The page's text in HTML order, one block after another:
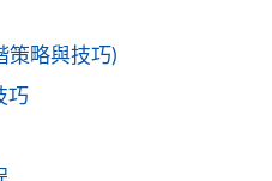
支付」(Online WeChat
或 「轉數快」(FPS)
策略與技巧)
巧